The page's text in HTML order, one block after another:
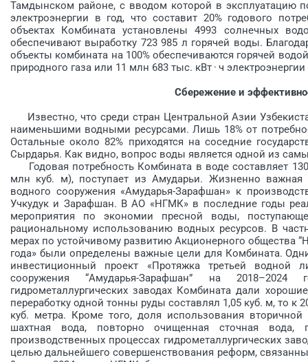
Тамдынском районе, с вводом которой в эксплуатацию
электро­энергии в год, что составит 20% годового
объектах Комбината установлены 4993 солнечных
обеспечивают выработку 723 985 л горячей воды.
объекты комбината на 100% обеспечиваются горячей
природного газа или 11 млн 683 тыс. кВт · ч
Сбережение и
Известно, что среди стран Центральной Азии
наименьшими водными ресурсами. Лишь 18% от
Остальные около 82% приходятся на соседние
Сырдарья. Как видно, вопрос воды является одной из
Годовая потребность Комбината в воде составляет
млн куб. м), поступает из Амударьи. Жизненно
водного сооружения «Амударья-Зарафшан» к
Учкудук и Зарафшан. В АО «НГМК» в последние годы
мероприятия по экономии пресной воды,
рациональному использованию водных ресурсов. В
мерах по устойчивому развитию Акционерного общества
года» были определены важные цели для Комбината.
инвестиционный проект «Протяжка треть­ей водной
сооружения “Амударья-Зарафшан” на
гидрометаллургических заводах Комбината дали
переработку одной тонны руды составлял 1,05 куб. м, то к
куб. метра. Кроме того, доля использования
шахтная вода, повторно очищенная сточная
производственных процессах гидрометаллургических
целью дальнейшего совершенствования реформ,